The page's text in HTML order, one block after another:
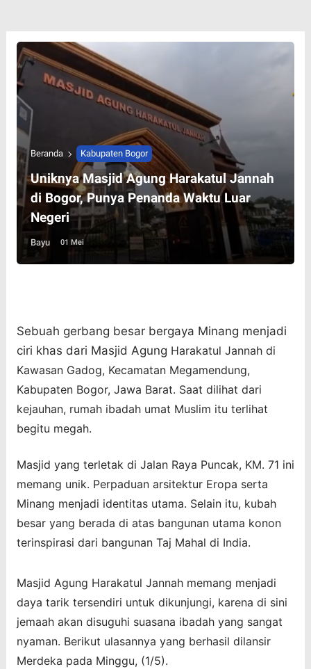
Beranda Kabupaten Bogor
Uniknya Masjid Agung Harakatul Jannah
di Bogor, Punya Penanda Waktu Luar
Negeri
Bayu 01 Mei
Sebuah gerbang besar bergaya Minang menjadi
ciri khas dari Masjid Agung Harakatul Jannah di
Kawasan Gadog, Kecamatan Megamendung,
Kabupaten Bogor, Jawa Barat. Saat dilihat dari
kejauhan, rumah ibadah umat Muslim itu terlihat
begitu megah.
Masjid yang terletak di Jalan Raya Puncak, KM. 71 ini
memang unik. Perpaduan arsitektur Eropa serta
Minang menjadi identitas utama. Selain itu, kubah
besar yang berada di atas bangunan utama konon
terinspirasi dari bangunan Taj Mahal di India.
Masjid Agung Harakatul Jannah memang menjadi
daya tarik tersendiri untuk dikunjungi, karena di sini
jemaah akan disuguhi suasana ibadah yang sangat
nyaman. Berikut ulasannya yang berhasil dilansir
Merdeka pada Minggu, (1/5).